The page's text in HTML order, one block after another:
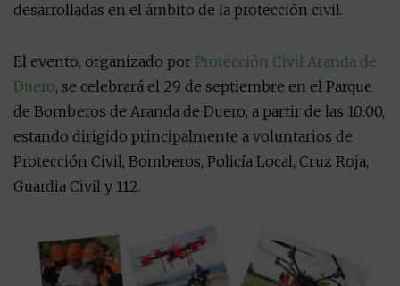
desarrolladas en el ámbito de la protección civil.
El evento, organizado por Protección Civil Aranda de
Duero, se celebrará el 29 de septiembre en el Parque
de Bomberos de Aranda de Duero, a partir de las 10:00,
estando dirigido principalmente a voluntarios de
Protección Civil, Bomberos, Policía Local, Cruz Roja,
Guardia Civil y 112.